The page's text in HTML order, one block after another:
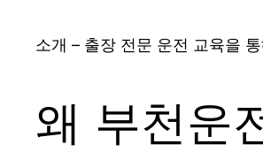
소개 – 출장 전문 운전 교육을
왜 부천운